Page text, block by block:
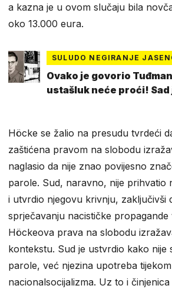
a kazna je u ovom slučaju bila
oko 13.000 eura.
SULUDO NEGIRANJE
Ovako je govorio
ustašluk neće proći!
Höcke se žalio na presudu tvrdeći
zaštićena pravom na slobodu
naglasio da nije znao povijesno
parole. Sud, naravno, nije prihvatio
i utvrdio njegovu krivnju, zaključivši
sprječavanju nacističke propagande
Höckeova prava na slobodu
kontekstu. Sud je ustvrdio kako nije
parole, već njezina upotreba tijekom
nacionalsocijalizma. Uz to i činjenica